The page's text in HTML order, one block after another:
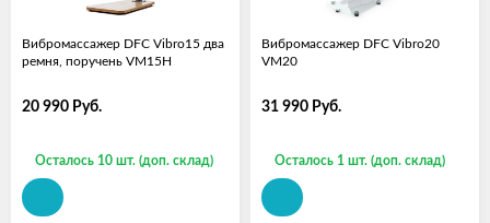
Вибромассажер DFC Vibro15 два
ремня, поручень VM15H
20 990 Руб.
Осталось 10 шт. (доп. склад)
Вибромассажер DFC Vibro20
VM20
31 990 Руб.
Осталось 1 шт. (доп. склад)